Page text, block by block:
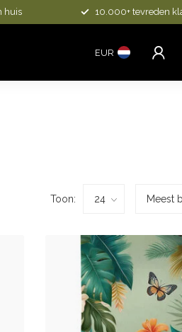
huis 10.000+ tevreden
EUR
Toon: